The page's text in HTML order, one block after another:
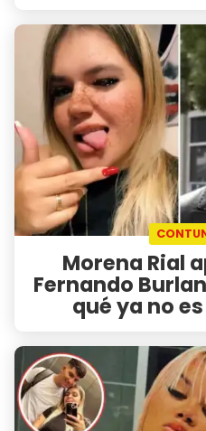
Morena Rial
Fernando
qué ya no